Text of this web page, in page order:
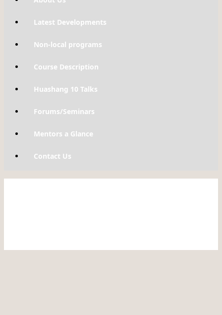
Latest Developments
Non-local programs
Course Description
Huashang 10 Talks
Forums/Seminars
Mentors a Glance
Contact Us